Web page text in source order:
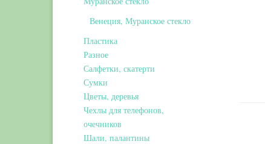
Венеция, Муранское стекло
Пластика
Разное
Салфетки, скатерти
Сумки
Цветы, деревья
Чехлы для телефонов,
очечников
Шали, палантины